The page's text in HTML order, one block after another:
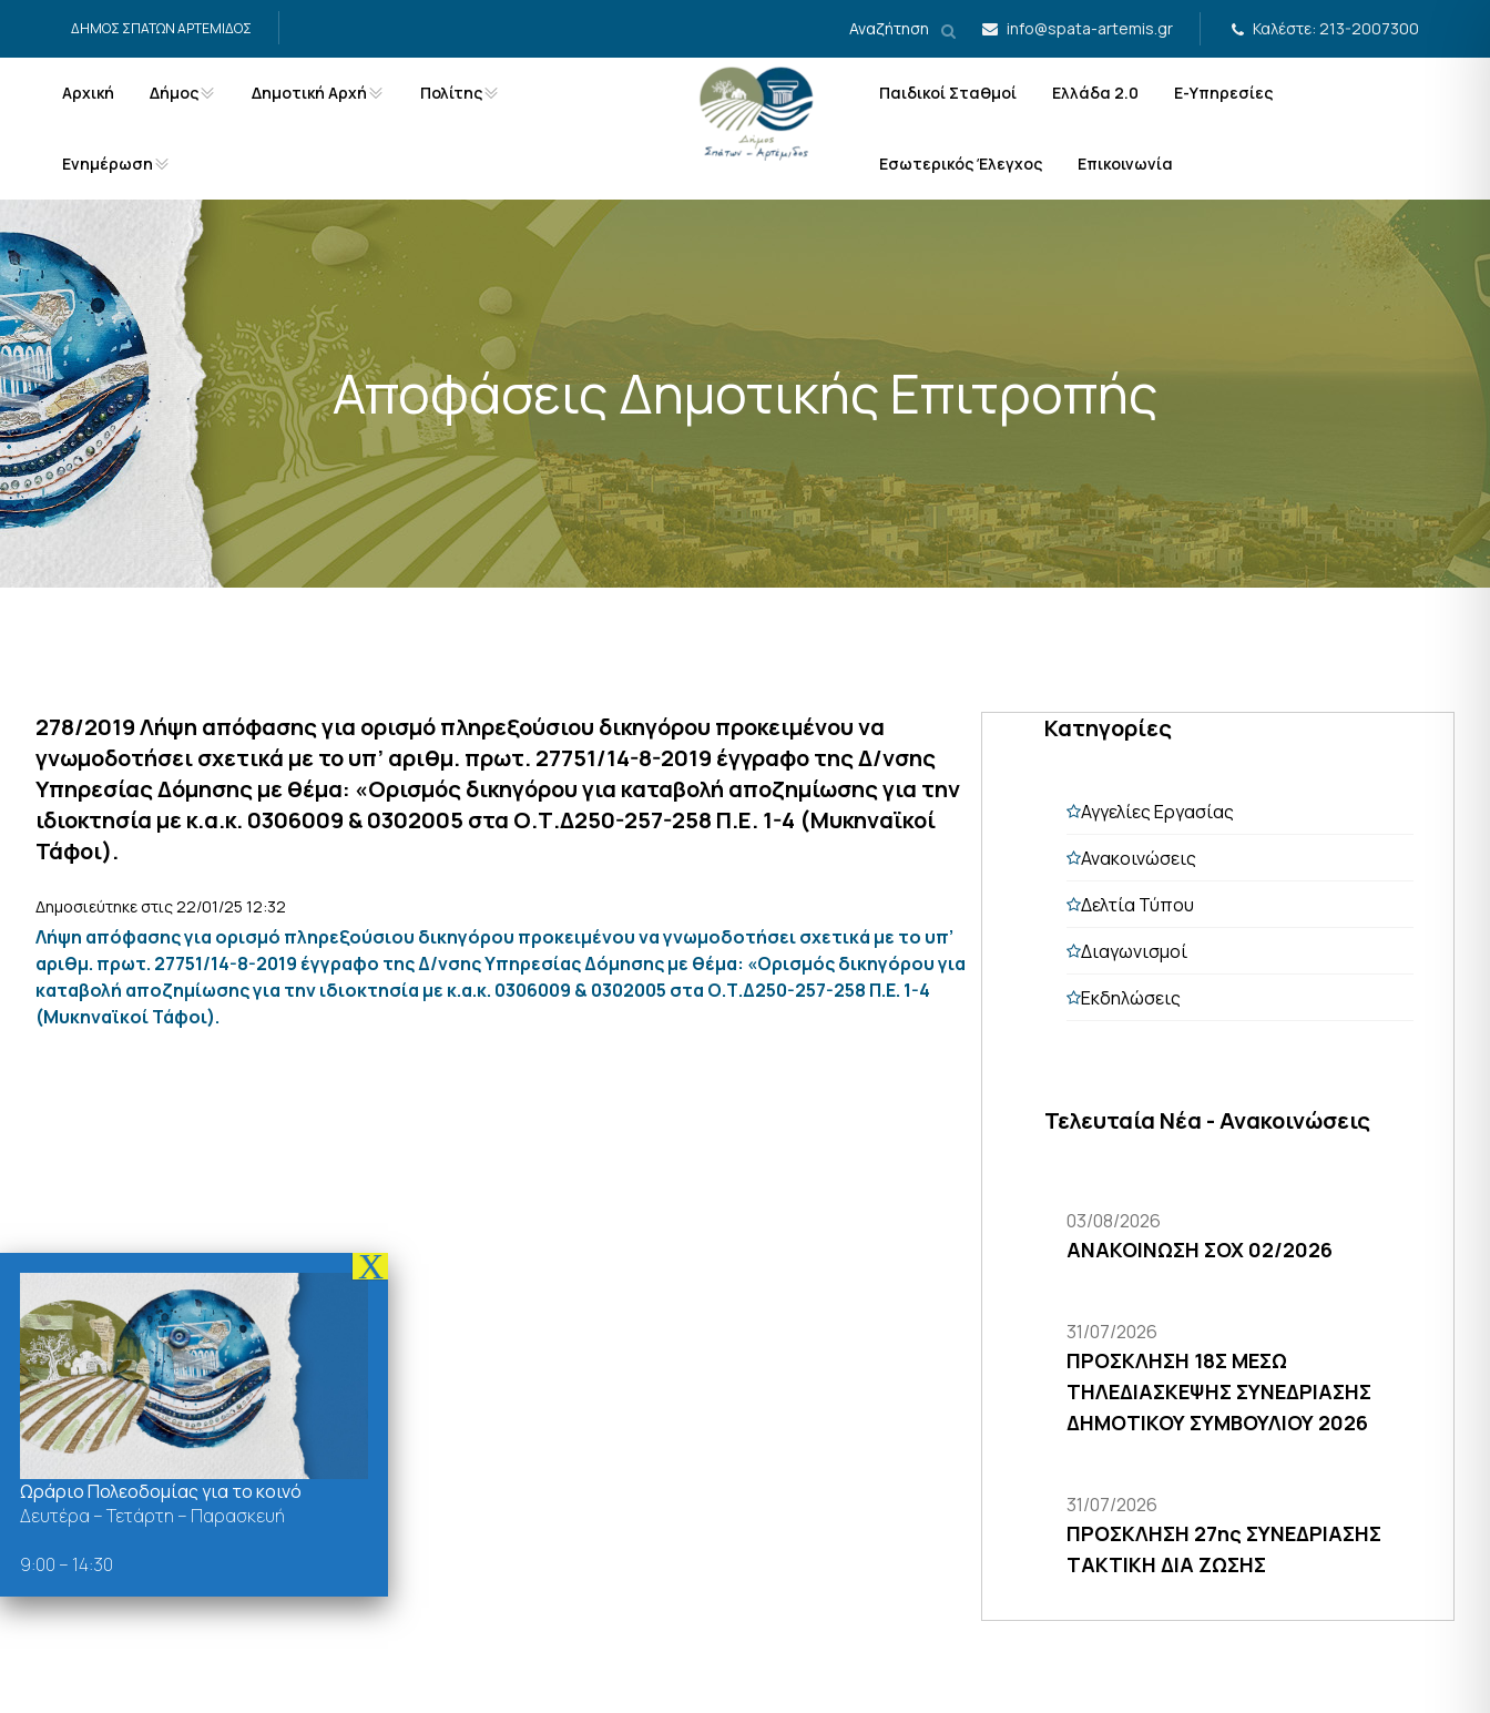
ΔΗΜΟΣ ΣΠΑΤΩΝ ΑΡΤΕΜΙΔΟΣ Αναζήτηση info@spata-artemis.gr Καλέστε: 213-2007300
Αρχική Δήμος Δημοτική Αρχή Πολίτης
Ενημέρωση
Παιδικοί Σταθμοί Ελλάδα 2.0 Ε-Υπηρεσίες
Εσωτερικός Έλεγχος Επικοινωνία
Αποφάσεις Δημοτικής Επιτροπής
278/2019 Λήψη απόφασης για ορισμό πληρεξούσιου δικηγόρου προκειμένου να
γνωμοδοτήσει σχετικά με το υπ’ αριθμ. πρωτ. 27751/14-8-2019 έγγραφο της Δ/νσης
Υπηρεσίας Δόμησης με θέμα: «Ορισμός δικηγόρου για καταβολή αποζημίωσης για την
ιδιοκτησία με κ.α.κ. 0306009 & 0302005 στα Ο.Τ.Δ250-257-258 Π.Ε. 1-4 (Μυκηναϊκοί
Τάφοι).
Δημοσιεύτηκε στις 22/01/25 12:32
Λήψη απόφασης για ορισμό πληρεξούσιου δικηγόρου προκειμένου να γνωμοδοτήσει σχετικά με το υπ’
αριθμ. πρωτ. 27751/14-8-2019 έγγραφο της Δ/νσης Υπηρεσίας Δόμησης με θέμα: «Ορισμός δικηγόρου για
καταβολή αποζημίωσης για την ιδιοκτησία με κ.α.κ. 0306009 & 0302005 στα Ο.Τ.Δ250-257-258 Π.Ε. 1-4
(Μυκηναϊκοί Τάφοι).
Κατηγορίες
Αγγελίες Εργασίας
Ανακοινώσεις
Δελτία Τύπου
Διαγωνισμοί
Εκδηλώσεις
Τελευταία Νέα - Ανακοινώσεις
03/08/2026
ΑΝΑΚΟΙΝΩΣΗ ΣΟΧ 02/2026
31/07/2026
ΠΡΟΣΚΛΗΣΗ 18Σ ΜΕΣΩ
ΤΗΛΕΔΙΑΣΚΕΨΗΣ ΣΥΝΕΔΡΙΑΣΗΣ
ΔΗΜΟΤΙΚΟΥ ΣΥΜΒΟΥΛΙΟΥ 2026
31/07/2026
ΠΡΟΣΚΛΗΣΗ 27ης ΣΥΝΕΔΡΙΑΣΗΣ
ΤΑΚΤΙΚΗ ΔΙΑ ΖΩΣΗΣ
Ωράριο Πολεοδομίας για το κοινό
Δευτέρα – Τετάρτη – Παρασκευή
9:00 – 14:30